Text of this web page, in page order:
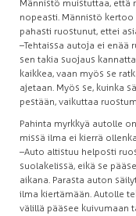
Männistö muistuttaa, että
nopeasti. Männistö
pahasti ruostunut, ettei
–Tehtaissa autoja ei enää
sen takia suojaus
kaikkea, vaan myös se
ajetaan. Myös se, kuinka
pestään, vaikuttaa
Pahinta myrkkyä autolle
missä ilma ei kierrä
–Auto altistuu helposti
suolakelissä, eikä se
aikana. Parasta auton
ilma kiertämään. Autolle
välillä pääsee kuivumaan